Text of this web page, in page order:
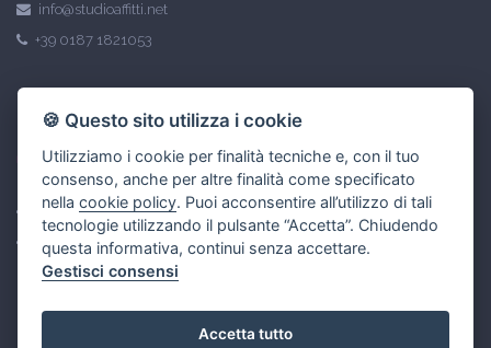
info@studioaffitti.net
+39 0187 1821053
Link utili
Privacy policy
Gestisci Cookie Policy
🍪 Questo sito utilizza i cookie
Utilizziamo i cookie per finalità tecniche e, con il tuo
consenso, anche per altre finalità come specificato
nellacookie policy. Puoi acconsentire all’utilizzo di tali
tecnologie utilizzando il pulsante “Accetta”. Chiudendo
questa informativa, continui senza accettare.
Gestisci consensi
Accetta tutto